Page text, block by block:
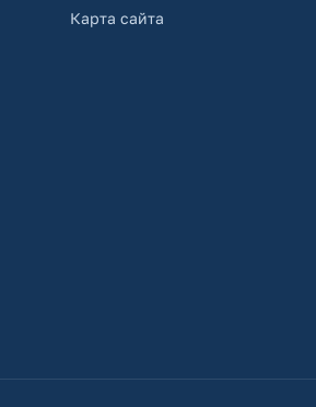
Карта сайта